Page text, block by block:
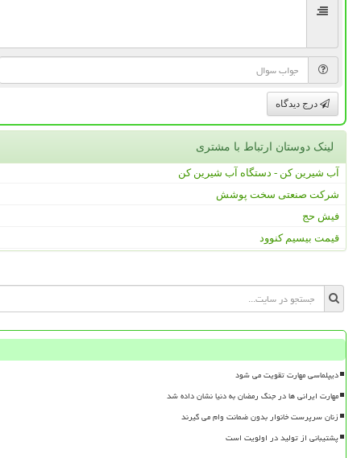
درج دیدگاه
لینک دوستان ارتباط با مشتری
آب شیرین کن - دستگاه آب شیرین کن
شرکت صنعتی سخت پوشش
فیش حج
قیمت بیسیم کنوود
دیپلماسی مهارت تقویت می شود
مهارت ایرانی ها در جنگ رمضان به دنیا نشان داده شد
زنان سرپرست خانوار بدون ضمانت وام می گیرند
پشتیبانی از تولید در اولویت است